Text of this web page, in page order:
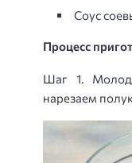
Соус
Процесс
Шаг 1.
нарезаем